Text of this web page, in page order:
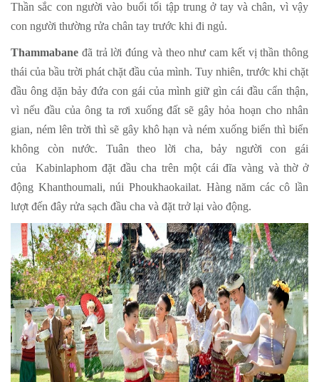
Thần sắc con người vào buổi tối tập trung ở tay và chân, vì vậy
con người thường rửa chân tay trước khi đi ngủ.
Thammabane đã trả lời đúng và theo như cam kết vị thần thông
thái của bầu trời phát chặt đầu của mình. Tuy nhiên, trước khi chặt
đầu ông dặn bảy đứa con gái của mình giữ gìn cái đầu cẩn thận,
vì nếu đầu của ông ta rơi xuống đất sẽ gây hỏa hoạn cho nhân
gian, ném lên trời thì sẽ gây khô hạn và ném xuống biển thì biển
không còn nước. Tuân theo lời cha, bảy người con gái
của Kabinlaphom đặt đầu cha trên một cái đĩa vàng và thờ ở
động Khanthoumali, núi Phoukhaokailat. Hàng năm các cô lần
lượt đến đây rửa sạch đầu cha và đặt trở lại vào động.